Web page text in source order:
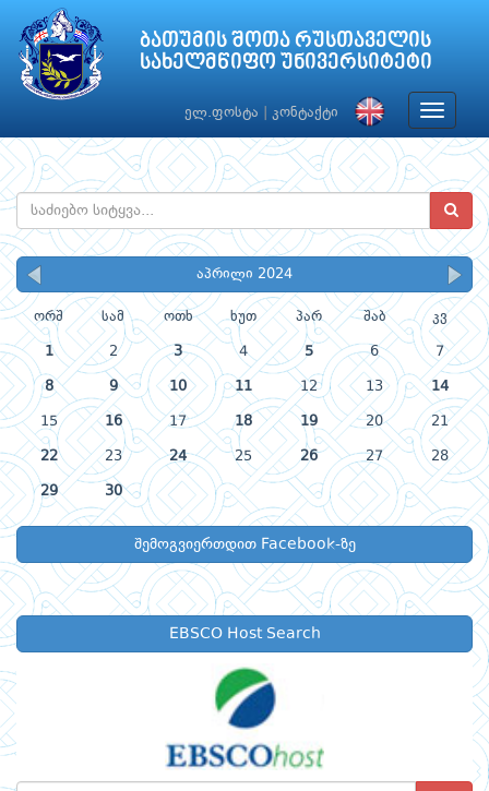
ბათუმის შოთა რუსთაველის
სახელმწიფო უნივერსიტეტი
ელ.ფოსტა კონტაქტი
Toggle
აპრილი 2024
ორშ სამ ოთხ ხუთ პარ შაბ კვ
1 2 3 4 5 6 7
8 9 10 11 12 13 14
15 16 17 18 19 20 21
22 23 24 25 26 27 28
29 30
შემოგვიერთდით Facebook-ზე
EBSCO Host Search